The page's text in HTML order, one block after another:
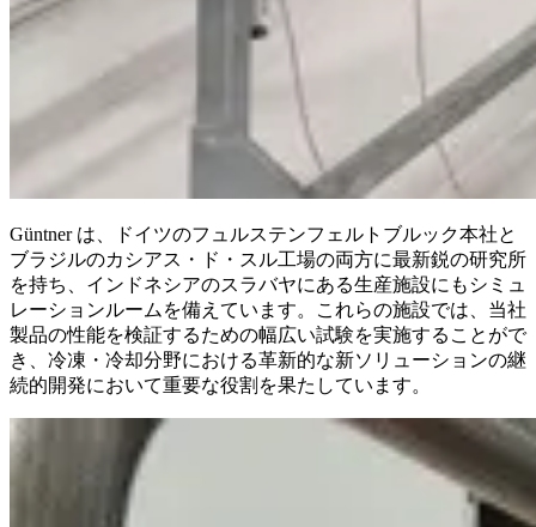
Güntner は、ドイツのフュルステンフェルトブルック本社と
ブラジルのカシアス・ド・スル工場の両方に最新鋭の研究所
を持ち、インドネシアのスラバヤにある生産施設にもシミュ
レーションルームを備えています。これらの施設では、当社
製品の性能を検証するための幅広い試験を実施することがで
き、冷凍・冷却分野における革新的な新ソリューションの継
続的開発において重要な役割を果たしています。